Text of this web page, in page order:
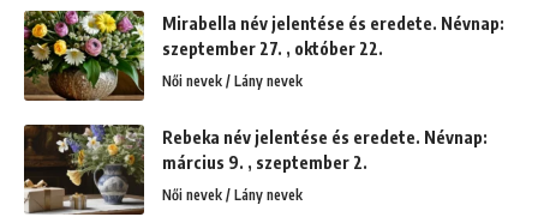
Mirabella név jelentése és eredete. Névnap:
szeptember 27. , október 22.
Női nevek / Lány nevek
Rebeka név jelentése és eredete. Névnap:
március 9. , szeptember 2.
Női nevek / Lány nevek